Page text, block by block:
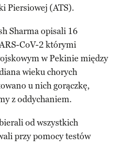
Piersiowej (ATS).
Sharma opisali 16
CoV-2 którymi
w Pekinie między
wieku chorych
u nich gorączkę,
z oddychaniem.
od wszystkich
przy pomocy testów